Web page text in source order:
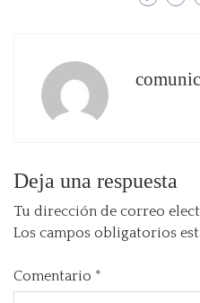
Deja una respuesta
Tu dirección de correo
Los campos obligatorios
Comentario *